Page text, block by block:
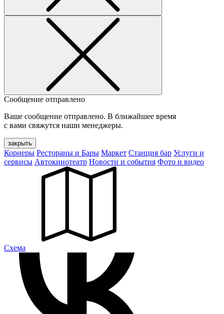
Сообщение отправлено
Ваше сообщение отправлено. В ближайшее время
с вами свяжутся наши менеджеры.
закрыть
Корнеры Рестораны и Бары Маркет Станция бар Услуги и
сервисы Автокинотеатр Новости и события Фото и видео
Cхема